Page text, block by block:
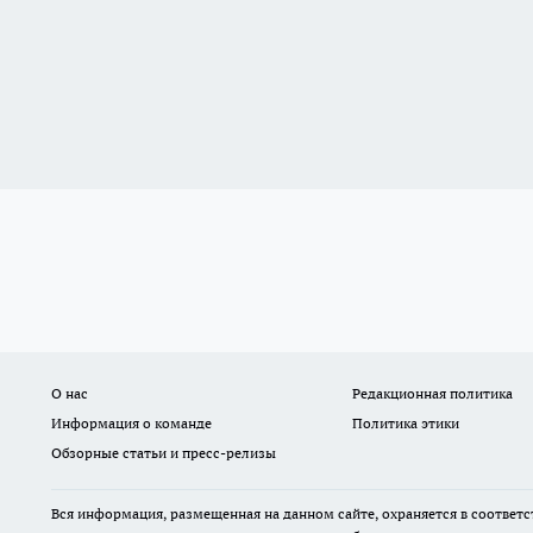
О нас Редакционная политика
Информация о команде
Политика этики
Обзорные статьи и пресс-релизы
Вся информация, размещенная на данном сайте, охраняется в